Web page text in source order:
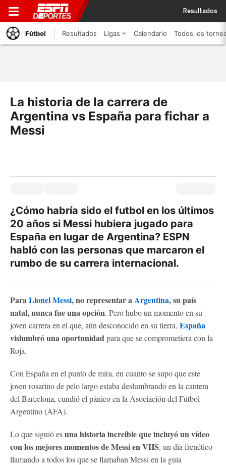
Resultados
Fútbol Resultados Ligas Calendario Todos los
La historia de la carrera de
Argentina vs España para fichar a
Messi
¿Cómo habría sido el futbol en los últimos
20 años si Messi hubiera jugado para
España en lugar de Argentina? ESPN
habló con las personas que marcaron el
rumbo de su carrera internacional.
ParaLionel Messi, no representar aArgentina, su país
natal, nunca fue una opción. Pero hubo un momento en su
joven carrera en el que, aún desconocido en su tierra, España
vislumbró una oportunidadpara que se comprometiera con la
Roja.
Con España en el punto de mira, en cuanto se supo que este
joven rosarino de pelo largo estaba deslumbrando en la cantera
del Barcelona, ​​cundió el pánico en la Asociación del Fútbol
Argentino (AFA).
Lo que siguió esuna historia increíble que incluyó un vídeo
con los mejores momentos de Messi en VHS, un día frenético
llamando a todos los que se llamaban Messi en la guía